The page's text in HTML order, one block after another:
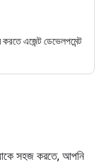
এজেন্ট ডেভেলপমেন্ট
সহজ করতে, আপনি